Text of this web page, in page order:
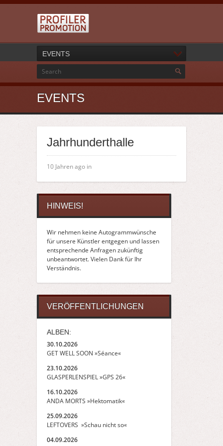
EVENTS
EVENTS
Jahrhunderthalle
10 Jahren ago in
HINWEIS!
Wir nehmen keine Autogrammwünsche
für unsere Künstler entgegen und lassen
entsprechende Anfragen zukünftig
unbeantwortet. Vielen Dank für Ihr
Verständnis.
VERÖFFENTLICHUNGEN
ALBEN:
30.10.2026
GET WELL SOON »Séance«
23.10.2026
GLASPERLENSPIEL »GPS 26«
16.10.2026
ANDA MORTS »Hektomatik«
25.09.2026
LEFTOVERS »Schau nicht so«
04.09.2026